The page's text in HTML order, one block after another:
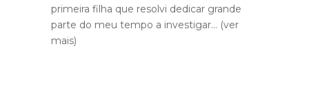
primeira filha que resolvi dedicar grande
parte do meu tempo a investigar... (ver
mais)